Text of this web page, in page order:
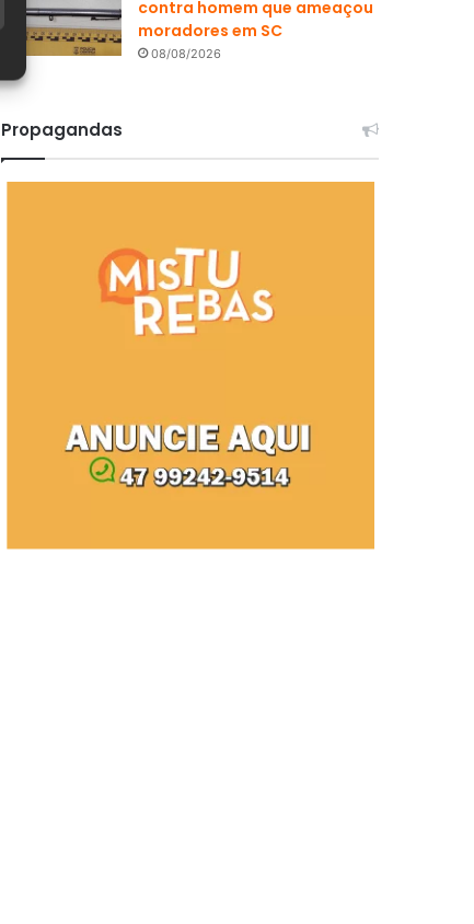
contra homem que ameaçou
moradores em SC
08/08/2026
Propagandas